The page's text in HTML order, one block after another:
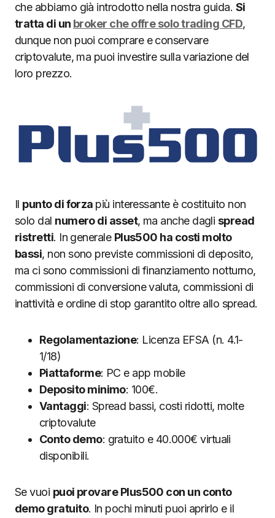
che abbiamo già introdotto nella nostra guida. Si
tratta di un broker che offre solo trading CFD,
dunque non puoi comprare e conservare
criptovalute, ma puoi investire sulla variazione del
loro prezzo.
Il punto di forza più interessante è costituito non
solo dal numero di asset, ma anche dagli spread
ristretti. In generale Plus500 ha costi molto
bassi, non sono previste commissioni di deposito,
ma ci sono commissioni di finanziamento notturno,
commissioni di conversione valuta, commissioni di
inattività e ordine di stop garantito oltre allo spread.
Regolamentazione: Licenza EFSA (n. 4.1-
1/18)
Piattaforme: PC e app mobile
Deposito minimo: 100€.
Vantaggi: Spread bassi, costi ridotti, molte
criptovalute
Conto demo: gratuito e 40.000€ virtuali
disponibili.
Se vuoi puoi provare Plus500 con un conto
demo gratuito. In pochi minuti puoi aprirlo e il